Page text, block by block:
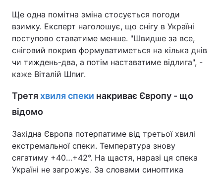
Ще одна помітна зміна стосується погоди
взимку. Експерт наголошує, що снігу в Україні
поступово ставатиме менше. "Швидше за все,
сніговий покрив формуватиметься на кілька днів
чи тиждень-два, а потім наставатиме відлига", -
каже Віталій Шпиг.
Третяхвиля спеки накриває Європу - що
відомо
Західна Європа потерпатиме від третьої хвилі
екстремальної спеки. Температура знову
сягатиму +40…+42°. На щастя, наразі ця спека
Україні не загрожує. За словами синоптика